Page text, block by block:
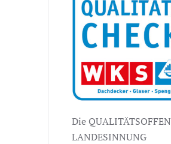
Die
LANDESINNUNG